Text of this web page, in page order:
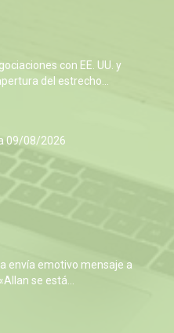
con EE. UU. y
del estrecho...
09/08/2026
envía emotivo mensaje a
se está...